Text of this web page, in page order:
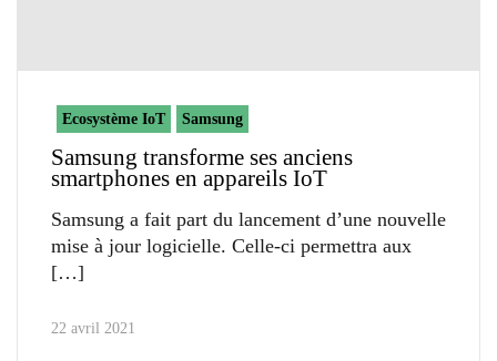
Ecosystème IoT Samsung
Samsung transforme ses anciens
smartphones en appareils IoT
Samsung a fait part du lancement d’une nouvelle
mise à jour logicielle. Celle-ci permettra aux
22 avril 2021